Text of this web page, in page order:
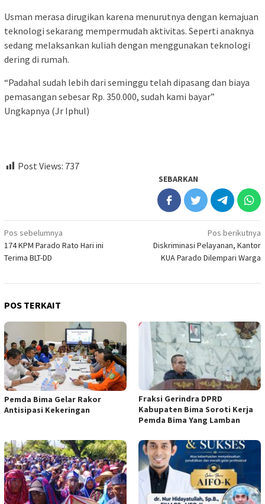
Usman merasa dirugikan karena menurutnya dengan kemajuan
teknologi sekarang mempermudah aktivitas. Seperti anaknya
sedang melaksankan kuliah dengan menggunakan teknologi
dering di rumah.
“Padahal sudah lebih dari seminggu telah dipasang dan biaya
pemasangan sebesar Rp. 350.000, sudah kami bayar”
Ungkapnya (Jr Iphul)
Post Views: 737
SEBARKAN
Navigasi
pos
Pos sebelumnya
174 KPM Parado Rato Hari ini
Terima BLT-DD
Pos berikutnya
Diskriminasi Pelayanan, Kantor
KUA Parado Dilempari Warga
POS TERKAIT
Pemda Bima Gelar Rakor
Antisipasi Kekeringan
Fraksi Gerindra DPRD
Kabupaten Bima Soroti Kerja
Pemda Bima Yang Lamban